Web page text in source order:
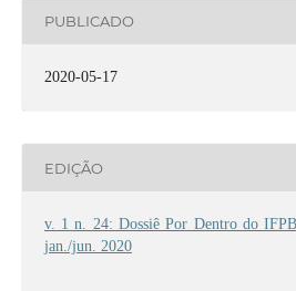
PUBLICADO
2020-05-17
EDIÇÃO
v. 1 n. 24: Dossiê Por Dentro do
jan./jun. 2020